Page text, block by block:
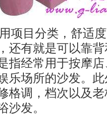
项目分类，舒适
还有就是可以靠
指经常用于按摩
乐场所的沙发。
格调，档次以及
沙发。